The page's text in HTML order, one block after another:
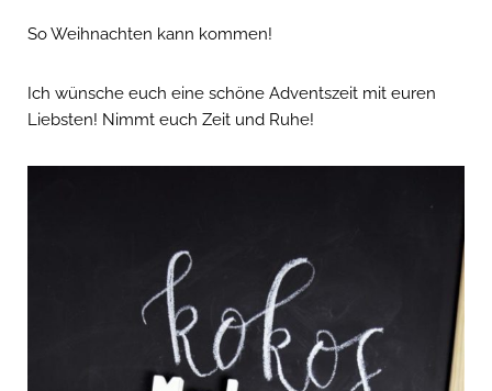
So Weihnachten kann kommen!
Ich wünsche euch eine schöne Adventszeit mit euren
Liebsten! Nimmt euch Zeit und Ruhe!